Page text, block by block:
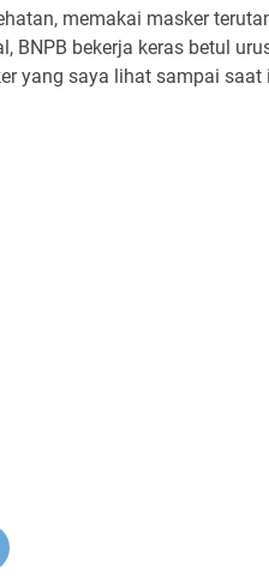
memakai masker
BNPB bekerja keras betul
yang saya lihat sampai saat